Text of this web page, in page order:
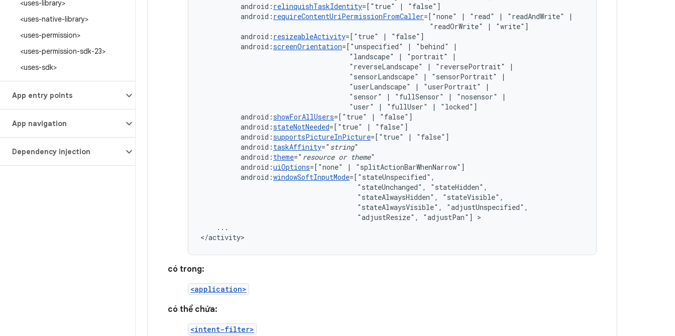
<uses-library>
<uses-native-library>
<uses-permission>
<uses-permission-sdk-23>
<uses-sdk>
App entry points
App navigation
Dependency injection
android: relinquishTaskIdentity=["true" |
android: requireContentUriPermissionFromCaller=["none" | "read" | "readAndWrite"
"readOrWrite"
|
"write"]
android: resizeableActivity=["true" |
android:screenOrientation=["unspecified" | "behind"
"landscape"
| "portrait"
"reverseLandscape"
| "reversePortrait"
"sensorLandscape"
| "sensorPortrait"
"userLandscape"
| "userPortrait"
"sensor"
| "fullSensor" | "nosensor"
"user"
| "fullUser" |
android:showForAllUsers=["true" |
android:stateNotNeeded=["true" |
android:supportsPictureInPicture=["true" |
android: taskAffinity=" string
android: theme=" resource or theme
android:uiOptions=["none" |
android:windowSoftInputMode
"stateUnchanged",
"stateAlwaysHidden",
"stateAlwaysVisible",
"adjustResize",
"adjustPan"]
>
...
</activity>
có trong:
<application>
có thể chứa:
<intent-filter>